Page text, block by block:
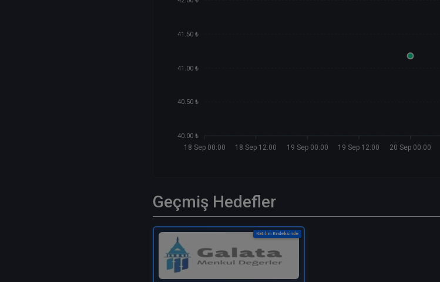
41.50 ₺
41.00 ₺
40.50 ₺
40.00 ₺
18 Sep 00:00 18 Sep 12:00 19 Sep 00:00 19 Sep 12:00 20 Sep 00:00
Geçmiş Hedefler
Katılım Endeksinde